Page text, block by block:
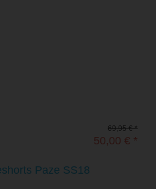
69,95 € *
50,00 € *